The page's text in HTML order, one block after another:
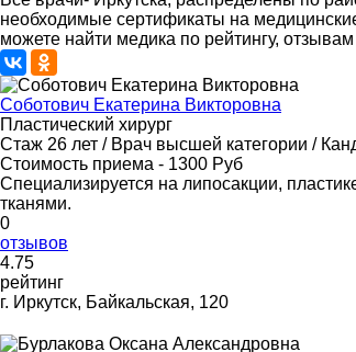
необходимые сертификаты на
можете найти медика по рейтингу,
Соботович Екатерина Викторовна
Пластический хирург
Стаж 26 лет / Врач высшей категории /
Стоимость приема - 1300 Руб
Специализируется на липосакции,
тканями.
0
отзывов
4.75
рейтинг
г. Иркутск, Байкальская, 120